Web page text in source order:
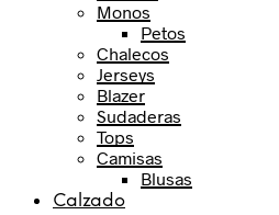
Monos
Petos
Chalecos
Jerseys
Blazer
Sudaderas
Tops
Camisas
Blusas
Calzado